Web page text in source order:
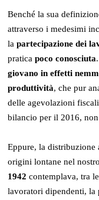
Benché la sua
attraverso i medesimi
lapartecipazione dei
praticapoco conosciuta
giovano in effetti
produttività, che pur
delle agevolazioni
bilancio per il 2016,
Eppure, la distribuzione
origini lontane nel
1942 contemplava, tra
lavoratori dipendenti, la